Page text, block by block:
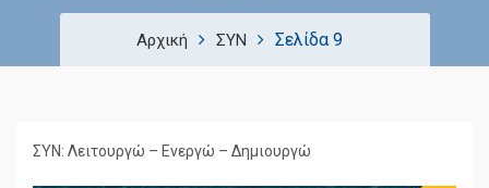
Αρχική ΣΥΝ Σελίδα 9
ΣΥΝ: Λειτουργώ – Ενεργώ – Δημιουργώ